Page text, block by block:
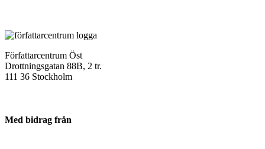
Författarcentrum Öst
Drottningsgatan 88B, 2 tr.
111 36 Stockholm
Med bidrag från